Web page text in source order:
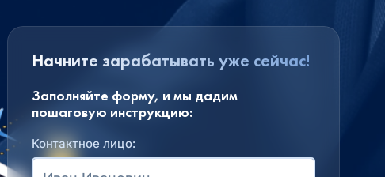
Начните зарабатывать уже сейчас!
Заполняйте форму, и мы дадим
пошаговую инструкцию:
Контактное лицо: